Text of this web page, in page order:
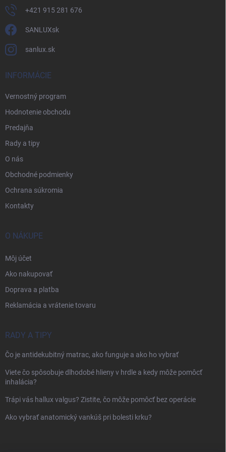
+421 915 281 676
SANLUXsk
sanlux.sk
INFORMÁCIE
Vernostný program
Hodnotenie obchodu
Predajňa
Rady a tipy
O nás
Obchodné podmienky
Ochrana súkromia
Kontakty
O NÁKUPE
Môj účet
Ako nakupovať
Doprava a platba
Reklamácia a vrátenie tovaru
RADY A TIPY
Čo je antidekubitný matrac, ako funguje a ako ho vybrať
Viete čo spôsobuje dlhodobé hlieny v hrdle a kedy môže pomôcť
inhalácia?
Trápi vás hallux valgus? Zistite, čo môže pomôcť bez operácie
Ako vybrať anatomický vankúš pri bolesti krku?